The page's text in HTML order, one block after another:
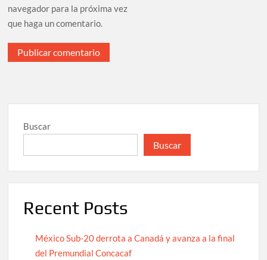
navegador para la próxima vez
que haga un comentario.
Buscar
Buscar
Recent Posts
México Sub-20 derrota a Canadá y avanza a la final
del Premundial Concacaf